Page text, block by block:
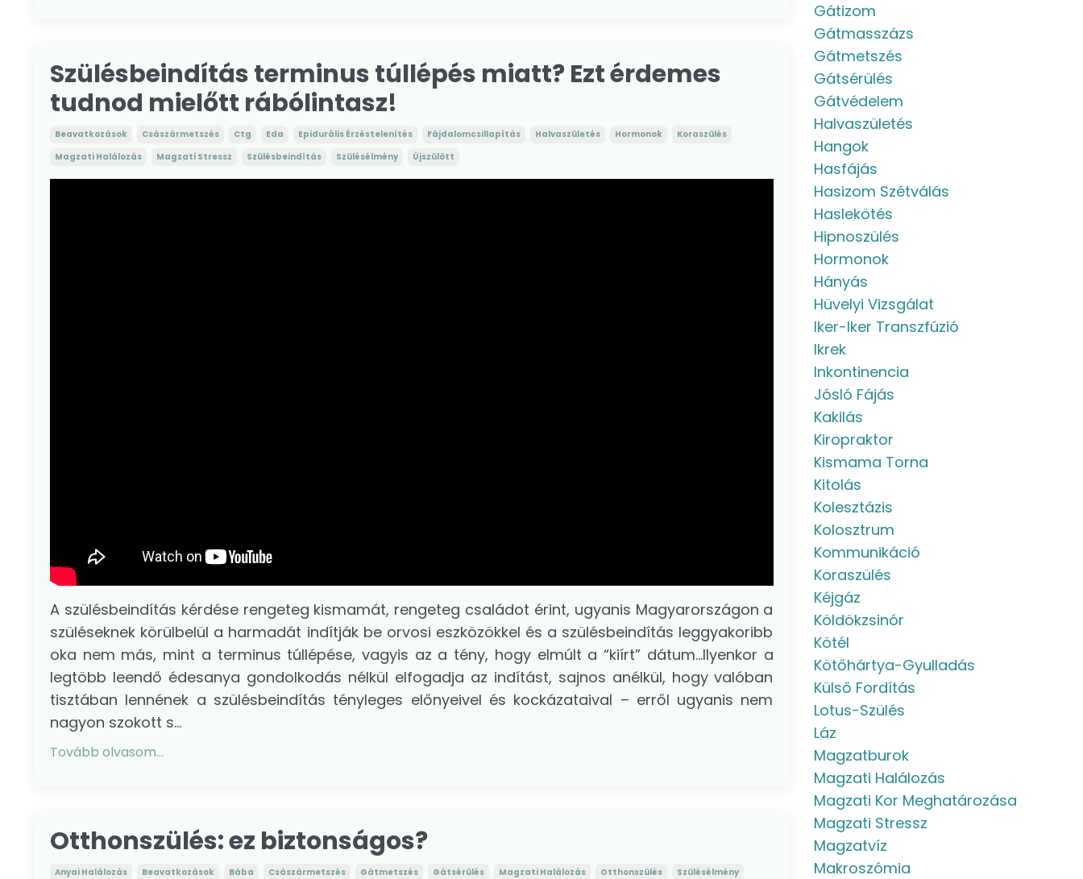
Szülésbeindítás terminus túllépés miatt? Ezt érdemes
tudnod mielőtt rábólintasz!
Beavatkozások Császármetszés Ctg Eda Epidurális Érzéstelenítés Fájdalomcsillapítás Halvaszületés Hormonok
Koraszülés
Magzati Halálozás
Magzati Stressz Szülésbeindítás Szülésélmény Újszülött
A szülésbeindítás kérdése rengeteg kismamát, rengeteg családot érint, ugyanis Magyarországon a
szüléseknek körülbelül a harmadát indítják be orvosi eszközökkel és a szülésbeindítás leggyakoribb
oka nem más, mint a terminus túllépése, vagyis az a tény, hogy elmúlt a “kiírt” dátum…Ilyenkor a
legtöbb leendő édesanya gondolkodás nélkül elfogadja az indítást, sajnos anélkül, hogy valóban
tisztában lennének a szülésbeindítás tényleges előnyeivel és kockázataival – erről ugyanis nem
nagyon szokott s...
Tovább olvasom...
Otthonszülés: ez biztonságos?
Anyai Halálozás Beavatkozások Bába Császármetszés Gátmetszés Gátsérülés Magzati Halálozás Otthonszülés
Szülésélmény
Gátizom
Gátmasszázs
Gátmetszés
Gátsérülés
Gátvédelem
Halvaszületés
Hangok
Hasfájás
Hasizom Szétválás
Haslekötés
Hipnoszülés
Hormonok
Hányás
Hüvelyi Vizsgálat
Iker-Iker Transzfúzió
Ikrek
Inkontinencia
Jósló Fájás
Kakilás
Kiropraktor
Kismama Torna
Kitolás
Kolesztázis
Kolosztrum
Kommunikáció
Koraszülés
Kéjgáz
Köldökzsinór
Kötél
Kötőhártya-Gyulladás
Külső Fordítás
Lotus-Szülés
Láz
Magzatburok
Magzati Halálozás
Magzati Kor Meghatározása
Magzati Stressz
Magzatvíz
Makroszómia